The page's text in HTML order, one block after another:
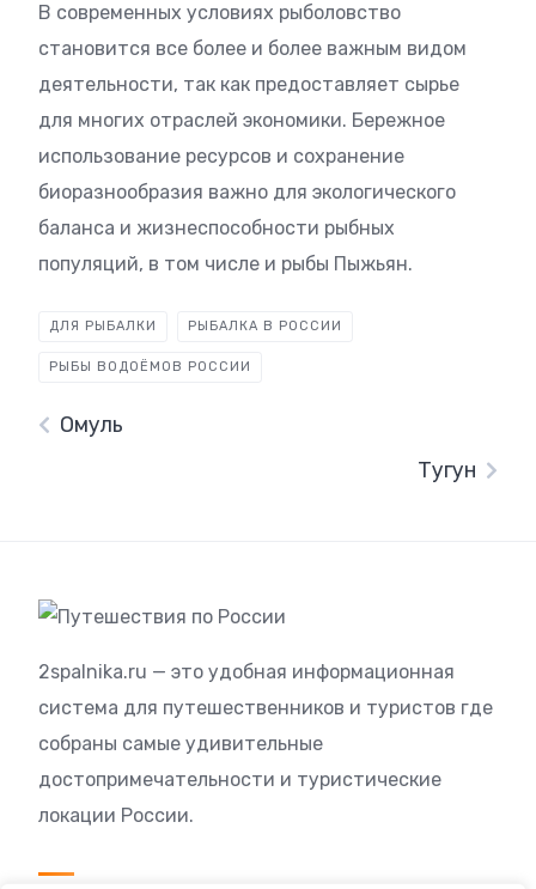
В современных условиях рыболовство
становится все более и более важным видом
деятельности, так как предоставляет сырье
для многих отраслей экономики. Бережное
использование ресурсов и сохранение
биоразнообразия важно для экологического
баланса и жизнеспособности рыбных
популяций, в том числе и рыбы Пыжьян.
ДЛЯ РЫБАЛКИ РЫБАЛКА В РОССИИ
РЫБЫ ВОДОЁМОВ РОССИИ
Омуль
Тугун
2spalnika.ru — это удобная информационная
система для путешественников и туристов где
собраны самые удивительные
достопримечательности и туристические
локации России.